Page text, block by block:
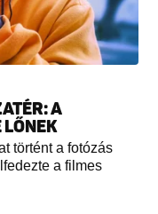
A
történt a fotózás
a filmes